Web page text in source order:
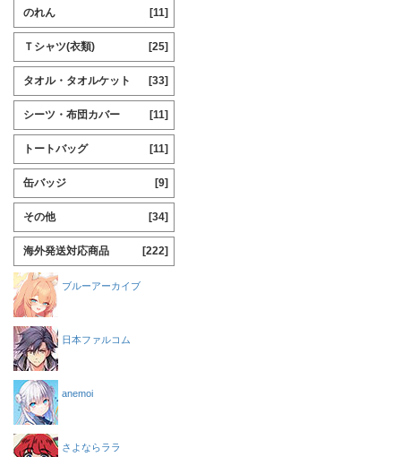
のれん [11]
Ｔシャツ(衣類) [25]
タオル・タオルケット [33]
シーツ・布団カバー [11]
トートバッグ [11]
缶バッジ [9]
その他 [34]
海外発送対応商品 [222]
ブルーアーカイブ
日本ファルコム
anemoi
さよならララ